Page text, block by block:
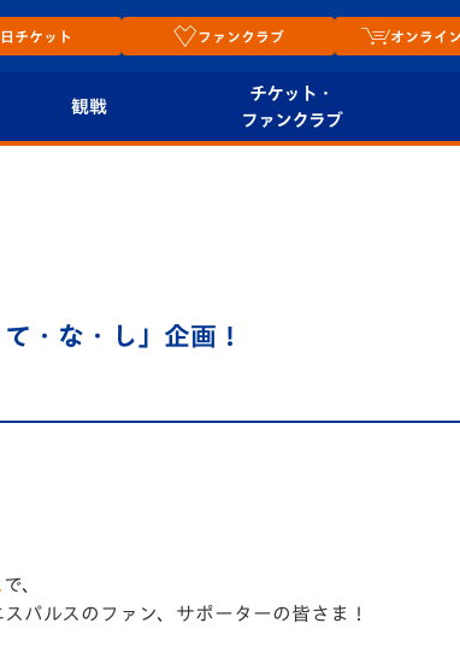
チケット ファンクラブ オンライン
観戦
Revive Team
ォーム入場）
チケット・
ファンクラブ
・な・し」企画！
で、
スパルス のファン、サポーターの皆さま！